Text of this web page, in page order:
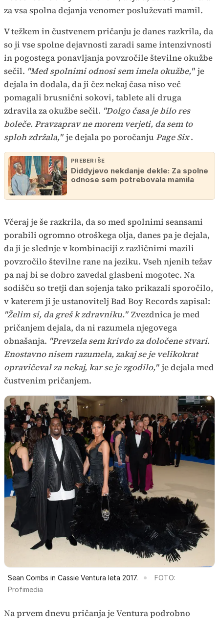
za vsa spolna dejanja venomer posluževati mamil.
V težkem in čustvenem pričanju je danes razkrila, da
so ji vse spolne dejavnosti zaradi same intenzivnosti
in pogostega ponavljanja povzročile številne okužbe
sečil. "Med spolnimi odnosi sem imela okužbe," je
dejala in dodala, da ji čez nekaj časa niso več
pomagali brusnični sokovi, tablete ali druga
zdravila za okužbe sečil. "Dolgo časa je bilo res
boleče. Pravzaprav ne morem verjeti, da sem to
sploh zdržala," je dejala po poročanjuPage Six.
PREBERI ŠE
Diddyjevo nekdanje dekle: Za spolne
odnose sem potrebovala mamila
Včeraj je še razkrila, da so med spolnimi seansami
porabili ogromno otroškega olja, danes pa je dejala,
da ji je slednje v kombinaciji z različnimi mazili
povzročilo številne rane na jeziku. Vseh njenih težav
pa naj bi se dobro zavedal glasbeni mogotec. Na
sodišču so tretji dan sojenja tako prikazali sporočilo,
v katerem ji je ustanovitelj Bad Boy Records zapisal:
"Želim si, da greš k zdravniku." Zvezdnica je med
pričanjem dejala, da ni razumela njegovega
obnašanja. "Prevzela sem krivdo za določene stvari.
Enostavno nisem razumela, zakaj se je velikokrat
opravičeval za nekaj, kar se je zgodilo," je dejala med
čustvenim pričanjem.
Sean Combs in Cassie Ventura leta 2017.
FOTO:
Profimedia
Na prvem dnevu pričanja je Ventura podrobno